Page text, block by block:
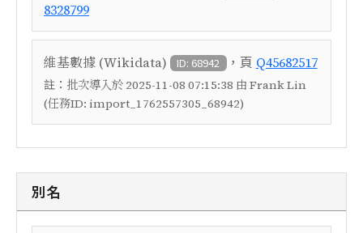
8328799
維基數據 (Wikidata) ID: 68942 ，頁 Q45682517
註： 批次導入於 2025-11-08 07:15:38 由 Frank Lin
(任務ID: import_1762557305_68942)
別名